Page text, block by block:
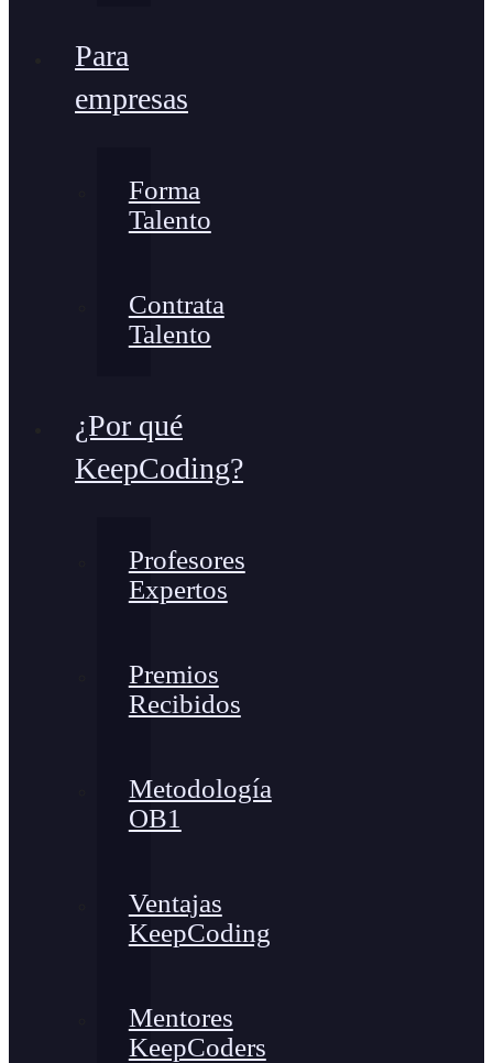
Para
empresas
Forma
Talento
Contrata
Talento
¿Por qué
KeepCoding?
Profesores
Expertos
Premios
Recibidos
Metodología
OB1
Ventajas
KeepCoding
Mentores
KeepCoders